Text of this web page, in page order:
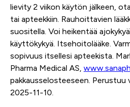
lievity 2 viikon käytön jälkeen,
tai apteekkiin. Rauhoittavien
suositella. Voi heikentää
käyttökykyä. Itsehoitolääke.
sopivuus itsellesi apteekista.
Pharma Medical AS,
pakkausselosteeseen. Perustuu
2025-11-10.